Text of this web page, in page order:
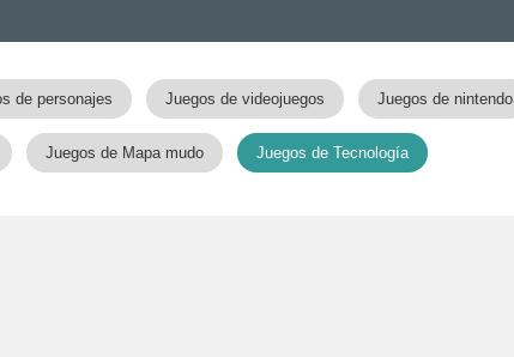
de personajes Juegos de videojuegos Juegos de nintendo
Juegos de Mapa mudo Juegos de Tecnología